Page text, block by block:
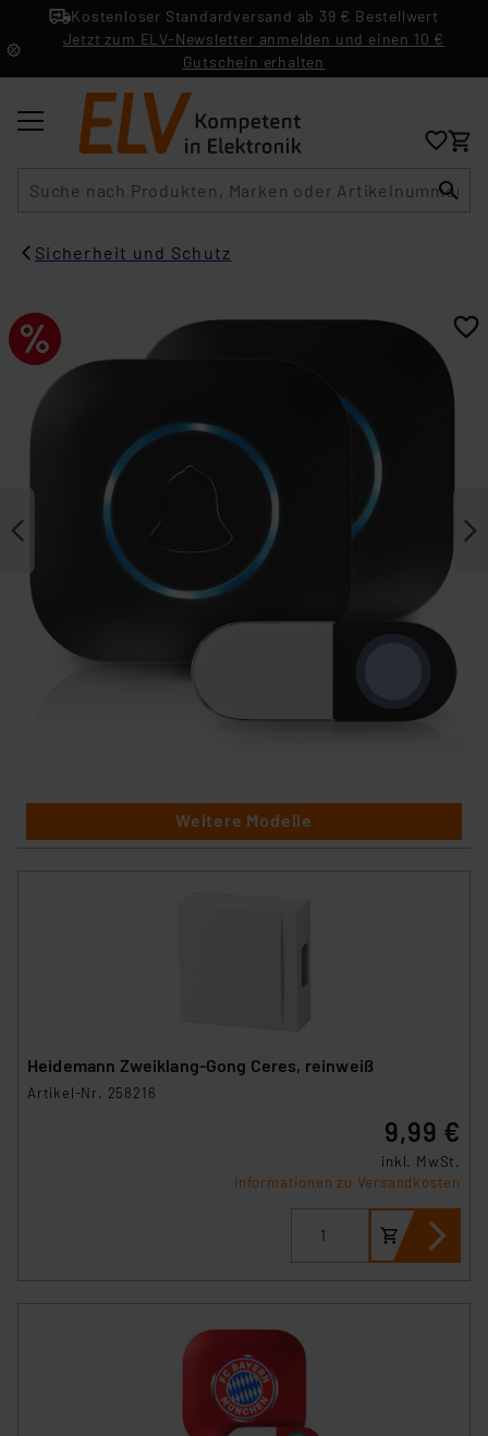
Kostenloser Standardversand ab 39 € Bestellwert
Jetzt zum ELV-Newsletter anmelden und einen 10 €
Gutschein erhalten
Sicherheit und Schutz​
Weitere Modelle
Heidemann Zweiklang-Gong Ceres, reinweiß
Artikel-Nr. 258216
9,99 €
inkl. MwSt.
Informationen zu Versandkosten